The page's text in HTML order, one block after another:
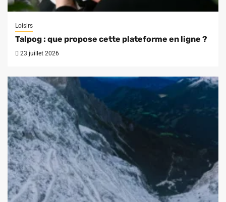
Loisirs
Talpog : que propose cette plateforme en ligne ?
23 juillet 2026